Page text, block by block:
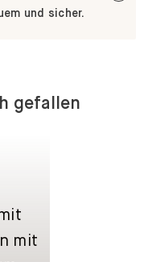
und sicher.
gefallen